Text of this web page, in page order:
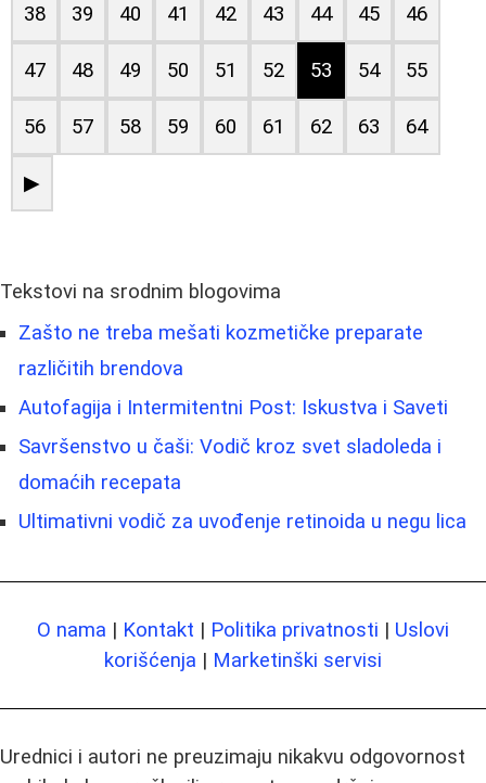
38 39 40 41 42 43 44 45 46
47 48 49 50 51 52 53 54 55
56 57 58 59 60 61 62 63 64
▶
Tekstovi na srodnim blogovima
Zašto ne treba mešati kozmetičke preparate
različitih brendova
Autofagija i Intermitentni Post: Iskustva i Saveti
Savršenstvo u čaši: Vodič kroz svet sladoleda i
domaćih recepata
Ultimativni vodič za uvođenje retinoida u negu lica
O nama | Kontakt | Politika privatnosti | Uslovi
korišćenja | Marketinški servisi
Urednici i autori ne preuzimaju nikakvu odgovornost